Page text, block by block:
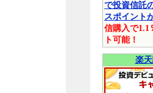
で投資信託
スポイント
信購入で1.1
ト可能！
楽